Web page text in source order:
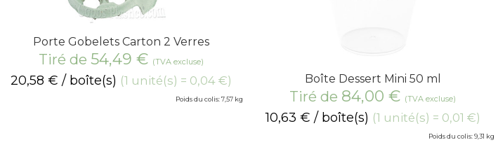
Porte Gobelets Carton 2 Verres
Tiré de 54,49 € (TVA excluse)
20,58 € / boîte(s) (1 unité(s) = 0,04 €)
Poids du colis: 7,57 kg
Boîte Dessert Mini 50 ml
Tiré de 84,00 € (TVA excluse)
10,63 € / boîte(s) (1 unité(s) = 0,01 €)
Poids du colis: 9,31 kg